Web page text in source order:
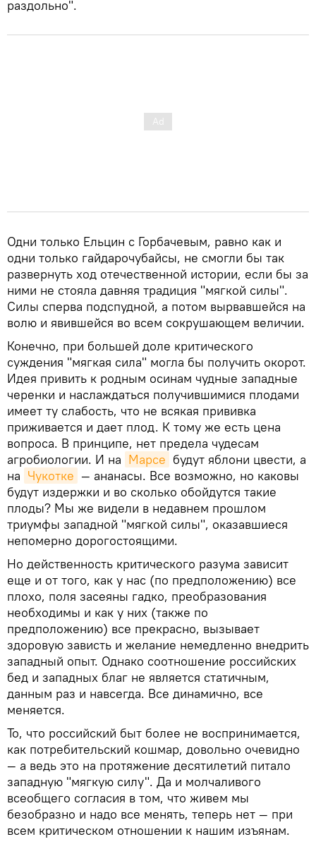
раздольно".
Одни только Ельцин с Горбачевым, равно как и
одни только гайдарочубайсы, не смогли бы так
развернуть ход отечественной истории, если бы за
ними не стояла давняя традиция "мягкой силы".
Силы сперва подспудной, а потом вырвавшейся на
волю и явившейся во всем сокрушающем величии.
Конечно, при большей доле критического
суждения "мягкая сила" могла бы получить окорот.
Идея привить к родным осинам чудные западные
черенки и наслаждаться получившимися плодами
имеет ту слабость, что не всякая прививка
приживается и дает плод. К тому же есть цена
вопроса. В принципе, нет предела чудесам
агробиологии. И на Марсе будут яблони цвести, а
на Чукотке — ананасы. Все возможно, но каковы
будут издержки и во сколько обойдутся такие
плоды? Мы же видели в недавнем прошлом
триумфы западной "мягкой силы", оказавшиеся
непомерно дорогостоящими.
Но действенность критического разума зависит
еще и от того, как у нас (по предположению) все
плохо, поля засеяны гадко, преобразования
необходимы и как у них (также по
предположению) все прекрасно, вызывает
здоровую зависть и желание немедленно внедрить
западный опыт. Однако соотношение российских
бед и западных благ не является статичным,
данным раз и навсегда. Все динамично, все
меняется.
То, что российский быт более не воспринимается,
как потребительский кошмар, довольно очевидно
— а ведь это на протяжение десятилетий питало
западную "мягкую силу". Да и молчаливого
всеобщего согласия в том, что живем мы
безобразно и надо все менять, теперь нет — при
всем критическом отношении к нашим изъянам.